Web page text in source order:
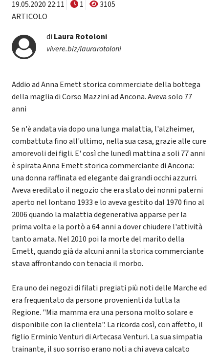
19.05.2020 22:11 1
3105
ARTICOLO
di Laura Rotoloni
vivere.biz/laurarotoloni
Addio ad Anna Emett storica commerciate della bottega
della maglia di Corso Mazzini ad Ancona. Aveva solo 77
anni
Se n'è andata via dopo una lunga malattia, l'alzheimer,
combattuta fino all'ultimo, nella sua casa, grazie alle cure
amorevoli dei figli. E' così che lunedì mattina a soli 77 anni
è spirata Anna Emett storica commerciante di Ancona:
una donna raffinata ed elegante dai grandi occhi azzurri.
Aveva ereditato il negozio che era stato dei nonni paterni
aperto nel lontano 1933 e lo aveva gestito dal 1970 fino al
2006 quando la malattia degenerativa apparse per la
prima volta e la portò a 64 anni a dover chiudere l'attività
tanto amata. Nel 2010 poi la morte del marito della
Emett, quando già da alcuni anni la storica commerciante
stava affrontando con tenacia il morbo.
Era uno dei negozi di filati pregiati più noti delle Marche ed
era frequentato da persone provenienti da tutta la
Regione. "Mia mamma era una persona molto solare e
disponibile con la clientela". La ricorda così, con affetto, il
figlio Erminio Venturi di Artecasa Venturi. La sua simpatia
trainante, il suo sorriso erano noti a chi aveva calcato